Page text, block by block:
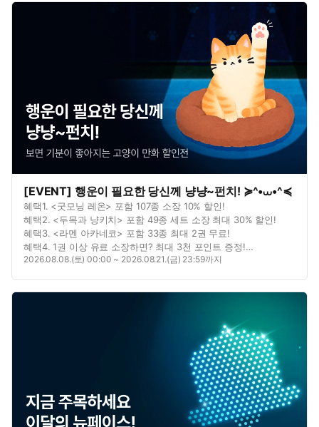
[EVENT] 행운이 필요한 당신께 냥냥~펀치! ≽^•⩊•^≼
혜택1. <굿모닝 레온> 포함 107종 소장 10% 할인!
혜택2. <두목과 냥키치> 포함 49종 세트 소장 최대 30% 할인!
혜택3. <라멘 아카네코> 포함 33종 최대 2권 무료!
혜택4. 1권 이상 유료 소장하면? 최대 3천 포인트 증정!
혜택5. 이벤트 댓글 남기면? 포인트 추첨 증정!
2026.08.08.(토) 00:00 ~ 2026.08.21.(금) 23:59까지